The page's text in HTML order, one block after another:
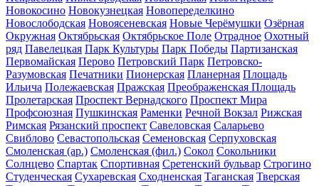
Новокосино Новокузнецкая Новопеределкино
Новослободская Новоясеневская Новые Черёмушки Озёрная
Окружная Октябрьская Октябрьское Поле Отрадное Охотный
ряд Павелецкая Парк Культуры Парк Победы Партизанская
Первомайская Перово Петровский Парк Петровско-
Разумовская Печатники Пионерская Планерная Площадь
Ильича Полежаевская Пражская Преображенская Площадь
Пролетарская Проспект Вернадского Проспект Мира
Профсоюзная Пушкинская Раменки Речной Вокзал Рижская
Римская Рязанский проспект Савеловская Саларьево
Свиблово Севастопольская Семеновская Серпуховская
Смоленская (ар.) Смоленская (фил.) Сокол Сокольники
Солнцево Спартак Спортивная Сретенский бульвар Строгино
Студенческая Сухаревская Сходненская Таганская Тверская